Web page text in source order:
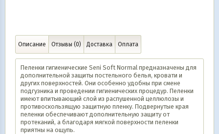
Описание Отзывы (0) Доставка Оплата
Пеленки гигиенические Seni Soft Normal предназначены для
дополнительной защиты постельного белья, кровати и
других поверхностей. Они особенно удобны при смене
подгузника и проведении гигиенических процедур. Пеленки
имеют впитывающий слой из распушенной целлюлозы и
противоскользящую защитную пленку. Подвернутые края
пеленки обеспечивают дополнительную защиту от
протеканий, а благодаря мягкой поверхности пеленки
приятны на ощупь.